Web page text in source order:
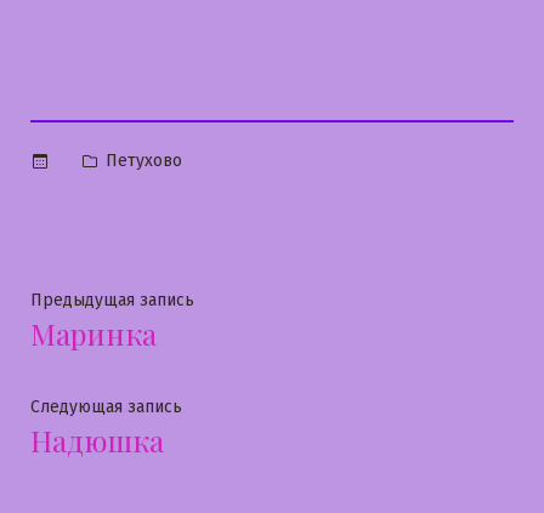
Опубликовано
Петухово
Навигация
по
записям
Предыдущая запись
Маринка
Следующая запись
Надюшка